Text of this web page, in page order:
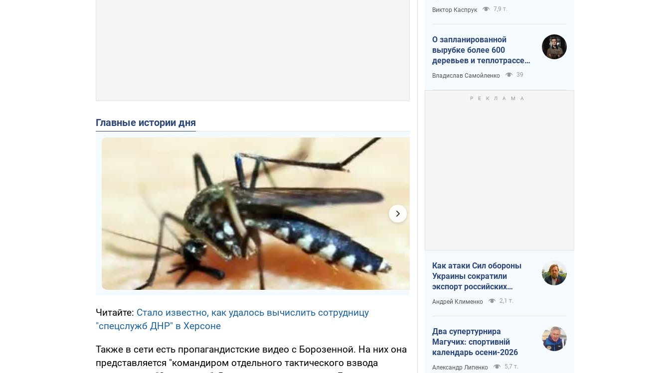
Главные истории дня
Читайте: Стало известно, как удалось вычислить сотрудницу
"спецслужб ДНР" в Херсоне
Также в сети есть пропагандистские видео с Борозенной. На них она
представляется "командиром отдельного тактического взвода
Виктор Каспрук 7,9 т.
О запланированной
вырубке более 600
деревьев и теплотрассе:
что происходит на
Теремках в Киеве
Владислав Самойленко 39
Как атаки Сил обороны
Украины сократили
экспорт российских
нефтепродуктов
Андрей Клименко 2,1 т.
Два супертурнира
Магучих: спортивній
календарь осени-2026
Александр Липенко 5,7 т.